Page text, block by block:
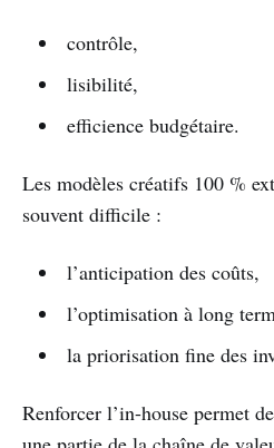
contrôle,
lisibilité,
efficience budgétaire.
Les modèles créatifs 100 %
souvent difficile :
l’anticipation des coûts,
l’optimisation à long
la priorisation fine des
Renforcer l’in-house permet